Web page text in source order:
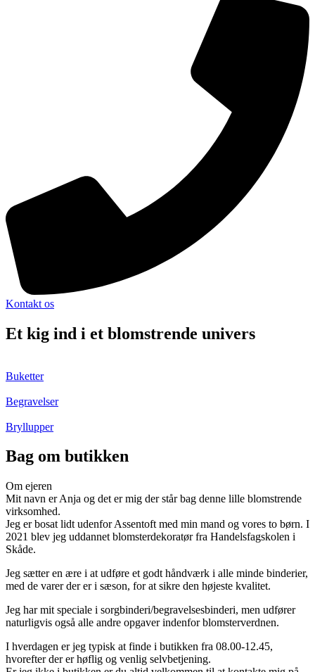
Kontakt os
Et kig ind i et blomstrende univers
Buketter
Begravelser
Bryllupper
Bag om butikken
Om ejeren
Mit navn er Anja og det er mig der står bag denne lille blomstrende
virksomhed.
Jeg er bosat lidt udenfor Assentoft med min mand og vores to børn. I
2021 blev jeg uddannet blomsterdekoratør fra Handelsfagskolen i
Skåde.
Jeg sætter en ære i at udføre et godt håndværk i alle minde binderier,
med de varer der er i sæson, for at sikre den højeste kvalitet.
Jeg har mit speciale i sorgbinderi/begravelsesbinderi, men udfører
naturligvis også alle andre opgaver indenfor blomsterverdnen.
I hverdagen er jeg typisk at finde i butikken fra 08.00-12.45,
hvorefter der er høflig og venlig selvbetjening.